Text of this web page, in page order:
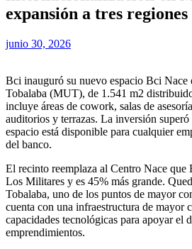
expansión a tres regiones
junio 30, 2026
Bci inauguró su nuevo espacio Bci
Tobalaba (MUT), de 1.541 m2
incluye áreas de cowork, salas de
auditorios y terrazas. La inversión
espacio está disponible para cualquier
del banco.
El recinto reemplaza al Centro Nace que
Los Militares y es 45% más grande.
Tobalaba, uno de los puntos de mayor
cuenta con una infraestructura de mayor
capacidades tecnológicas para apoyar el
emprendimientos.